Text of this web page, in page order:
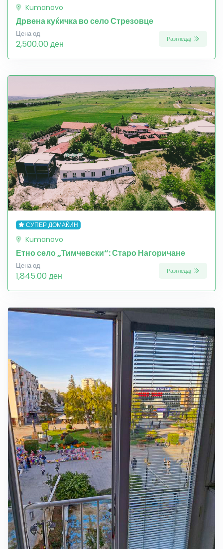
Kumanovo
Дрвена куќичка во село Стрезовце
Цена од
2,500.00 ден Разгледај
СУПЕР ДОМАЌИН
Kumanovo
Етно село „Тимчевски“: Старо Нагоричане
Цена од
1,845.00 ден Разгледај